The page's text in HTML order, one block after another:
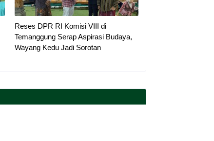
Reses DPR RI Komisi VIII di
Temanggung Serap Aspirasi Budaya,
Wayang Kedu Jadi Sorotan